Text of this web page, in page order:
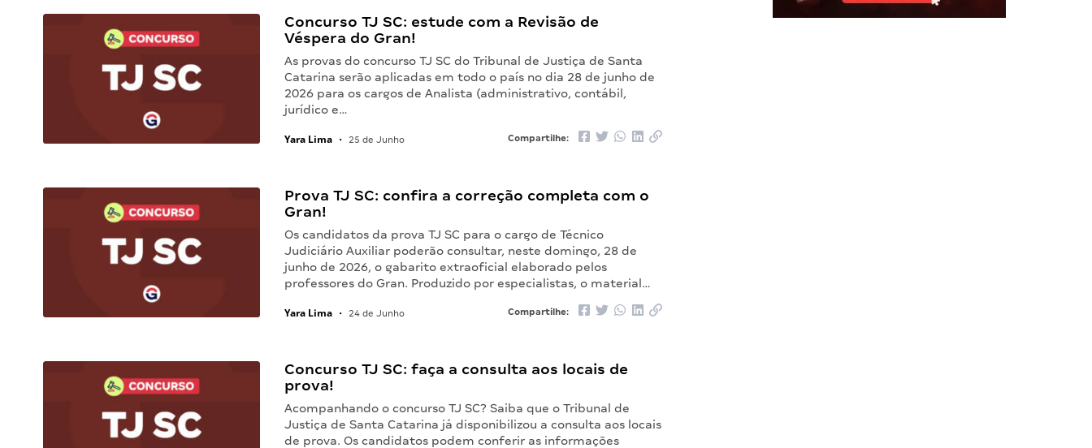
Concurso TJ SC: estude com a Revisão de
Véspera do Gran!
As provas do concurso TJ SC do Tribunal de Justiça de Santa
Catarina serão aplicadas em todo o país no dia 28 de junho de
2026 para os cargos de Analista (administrativo, contábil,
jurídico e…
Yara Lima • 25 de Junho Compartilhe:
Prova TJ SC: confira a correção completa com o
Gran!
Os candidatos da prova TJ SC para o cargo de Técnico
Judiciário Auxiliar poderão consultar, neste domingo, 28 de
junho de 2026, o gabarito extraoficial elaborado pelos
professores do Gran. Produzido por especialistas, o material…
Yara Lima • 24 de Junho Compartilhe:
Concurso TJ SC: faça a consulta aos locais de
prova!
Acompanhando o concurso TJ SC? Saiba que o Tribunal de
Justiça de Santa Catarina já disponibilizou a consulta aos locais
de prova. Os candidatos podem conferir as informações